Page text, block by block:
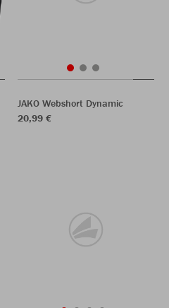
JAKO Webshort Dynamic
20,99 €